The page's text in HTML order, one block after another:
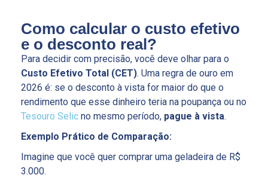
Como calcular o custo efetivo
e o desconto real?
Para decidir com precisão, você deve olhar para o
Custo Efetivo Total (CET). Uma regra de ouro em
2026 é: se o desconto à vista for maior do que o
rendimento que esse dinheiro teria na poupança ou no
Tesouro Selic no mesmo período, pague à vista.
Exemplo Prático de Comparação:
Imagine que você quer comprar uma geladeira de R$
3.000.